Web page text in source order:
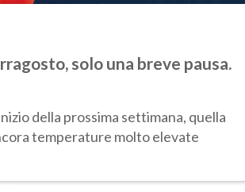
solo una breve pausa.
della prossima settimana, quella
temperature molto elevate